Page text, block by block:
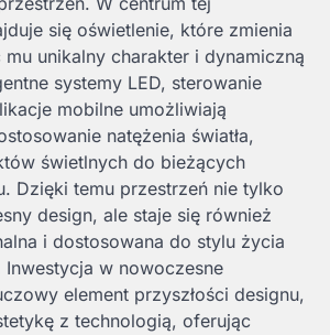
się oświetlenie, które zmienia
unikalny charakter i dynamiczną
systemy LED, sterowanie
mobilne umożliwiają
natężenia światła,
świetlnych do bieżących
Dzięki temu przestrzeń nie tylko
design, ale staje się również
i dostosowana do stylu życia
Inwestycja w nowoczesne
element przyszłości designu,
z technologią, oferując